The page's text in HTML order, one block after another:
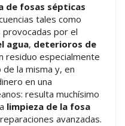
de fosas sépticas
tales como
provocadas por el
agua, deterioros de
residuo especialmente
la misma y, en
en una
resulta muchísimo
limpieza de la fosa
avanzadas.